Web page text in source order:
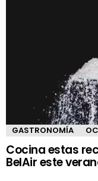
GASTRONOMÍA
Cocina estas
BelAir este